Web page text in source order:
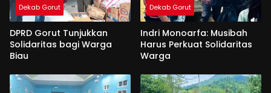
Dekab Gorut
DPRD Gorut Tunjukkan
Solidaritas bagi Warga
Biau
Dekab Gorut
Indri Monoarfa: Musibah
Harus Perkuat Solidaritas
Warga